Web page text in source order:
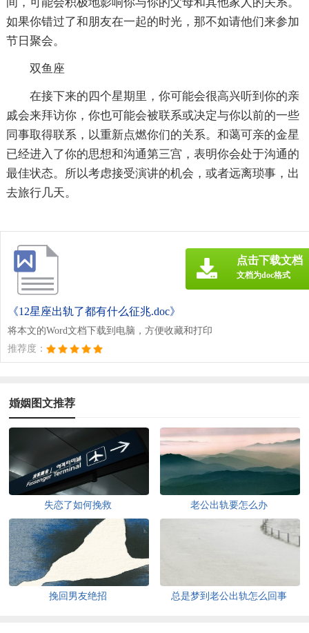
如果你错过了和朋友在一起的时光，那不如请他们来参加
节日聚会。
双鱼座
在接下来的四个星期里，你可能会很高兴听到你的亲
戚会来拜访你，你也可能会被联系或决定与你以前的一些
同事取得联系，以重新点燃你们的关系。和蔼可亲的金星
已经进入了你的思想和沟通第三宫，表明你会处于沟通的
最佳状态。所以考虑接受演讲的机会，或者远离琐事，出
去旅行几天。
《12星座出轨了都有什么征兆.doc》
将本文的Word文档下载到电脑，方便收藏和打印
推荐度：
点击下载文档
文档为doc格式
婚姻图文推荐
失恋了如何挽救 老公出轨要怎么办
挽回男友绝招 总是梦到老公出轨怎么回事